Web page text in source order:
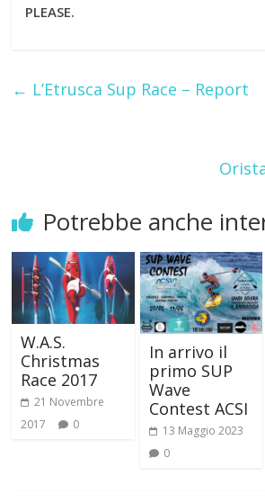
PLEASE.
← L’Etrusca Sup Race – Report
Potrebbe anche
W.A.S.
Christmas
Race 2017
21 Novembre
2017
0
In arrivo il
primo SUP
Wave
Contest ACSI
13 Maggio 2023
0